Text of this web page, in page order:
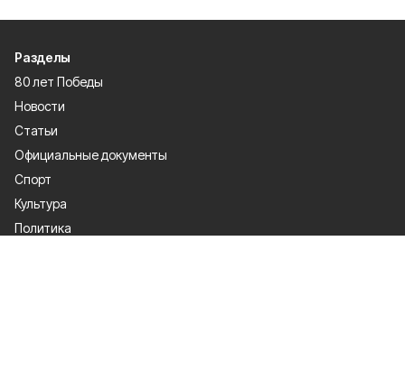
Разделы
80 лет Победы
Новости
Статьи
Официальные документы
Спорт
Культура
Политика